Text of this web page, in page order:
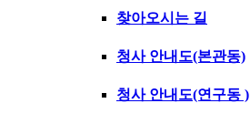
찾아오시는 길
청사 안내도(본관동)
청사 안내도(연구동 )